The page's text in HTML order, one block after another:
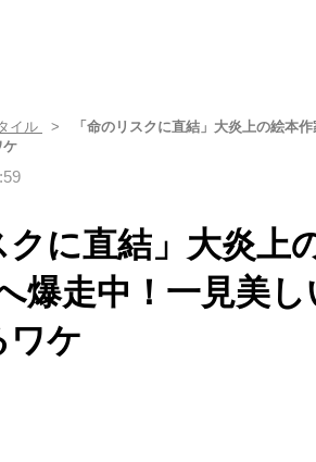
イル
「命のリスクに直結」大炎上の絵本
ケ
クに直結」大炎上
爆走中！一見美
ワケ